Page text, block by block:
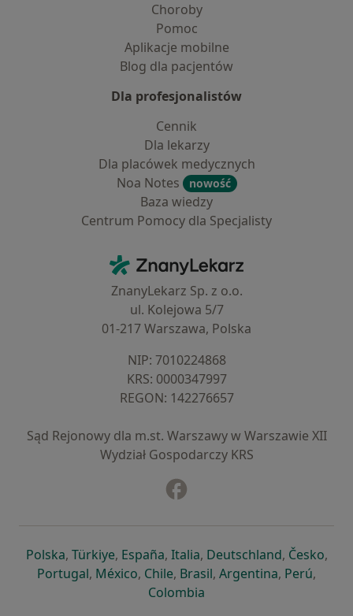
Choroby
Pomoc
Aplikacje mobilne
Blog dla pacjentów
Dla profesjonalistów
Cennik
Dla lekarzy
Dla placówek medycznych
Noa Notes
nowość
Baza wiedzy
Centrum Pomocy dla Specjalisty
ZnanyLekarz - Strona główna
ZnanyLekarz Sp. z o.o.
ul. Kolejowa 5/7
01-217 Warszawa, Polska
NIP: ⁠7010224868
KRS: ⁠0000347997
REGON: ⁠142276657
Sąd Rejonowy dla m.st. Warszawy w Warszawie XII
Wydział Gospodarczy KRS
Polskaotwiera się w nowej karcie
, Türkiyeotwiera się w nowej karcie
, Españaotwiera się w nowej karcie
, Italiaotwiera się w nowej
, Deutschlandotwiera się
, Česko,
Portugalotwiera się w nowej karcie
, Méxicootwiera się w nowej karcie
, Chileotwiera się w nowej karcie
, Brasilotwiera się w nowej
, Argentinaotwiera się
, Perú,
Colombia